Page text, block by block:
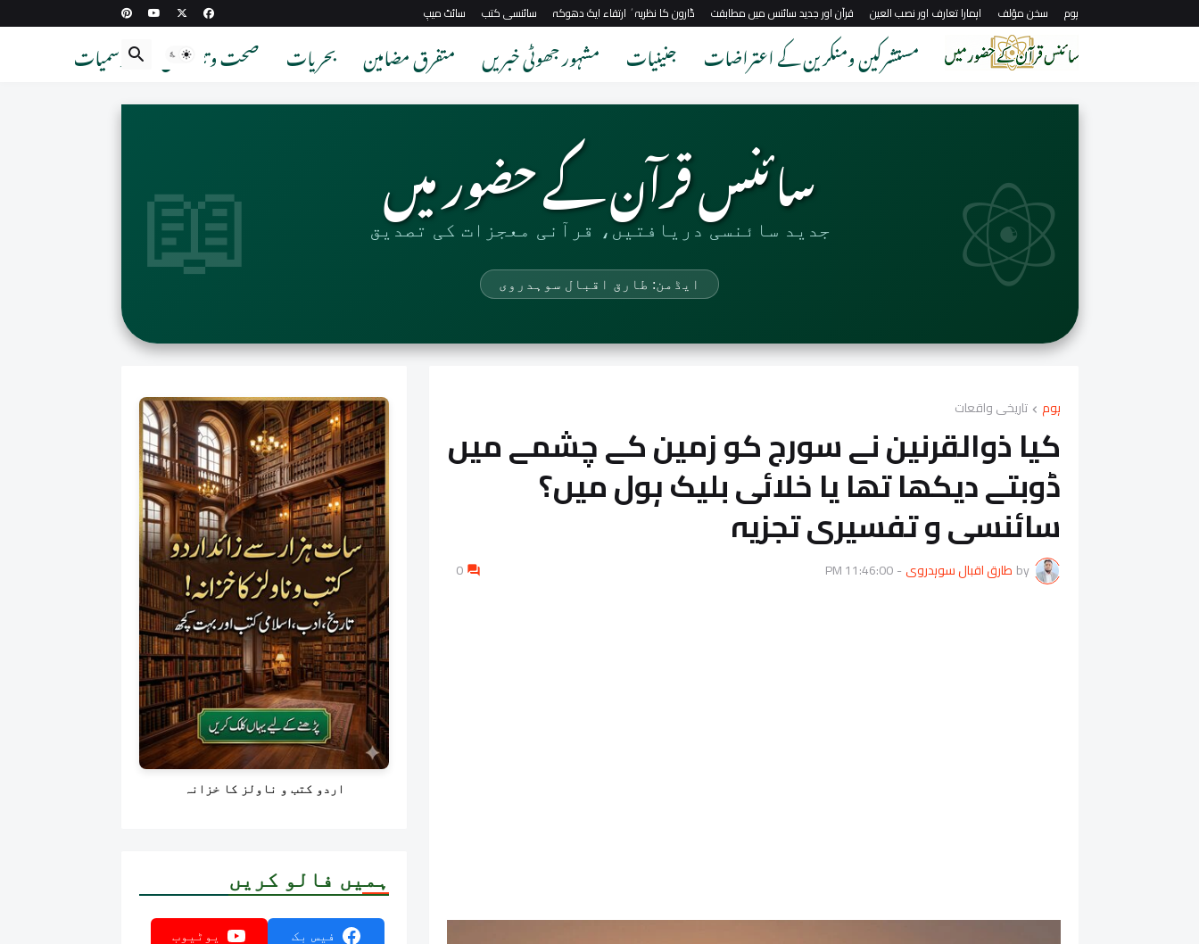
ہوم سخن مؤلف اہمارا تعارف اور نصب العین قرآن اور جدید سائنس میں مطابقت ڈارون کا نظریہٴ ارتقاء ایک دھوکہ سائنسی کتب سائٹ میپ
مستشرکین ومنکرین کے اعتراضات جنینیات مشہور جھوٹی خبریں متفرق مضامین بحریات صحت و تندرستی موسمیات
⚛️
📖 سائنس قرآن کے حضور میں
جدید سائنسی دریافتیں، قرآنی معجزات کی تصدیق
ایڈمن: طارق اقبال سوہدروی
ہوم تاریخی واقعات
کیا ذوالقرنین نے سورج کو زمین کے چشمے میں
ڈوبتے دیکھا تھا یا خلائی بلیک ہول میں؟
سائنسی و تفسیری تجزیہ
by طارق اقبال سوہدروی-
11:46:00 PM
0
اردو کتب و ناولز کا خزانہ
ہمیں فالو کریں
فیس بک یوٹیوب